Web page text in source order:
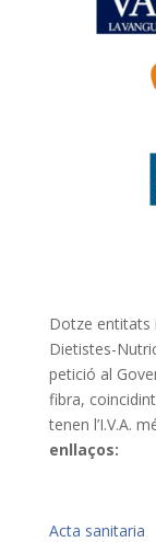
Dotze entitats
Dietistes-
petició al
fibra,
tenen l’I.V.A.
enllaços:
Acta sanitaria